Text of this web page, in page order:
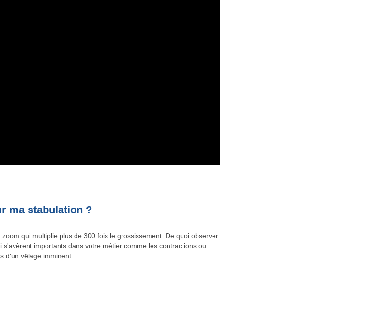
ma stabulation ?
qui multiplie plus de 300 fois le grossissement. De quoi observer
s'avèrent importants dans votre métier comme les contractions ou
d'un vêlage imminent.